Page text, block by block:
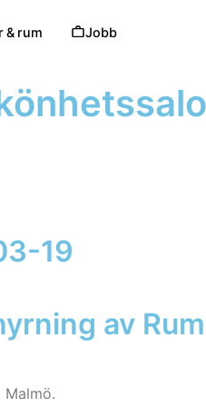
& rum Jobb
19
av Rum